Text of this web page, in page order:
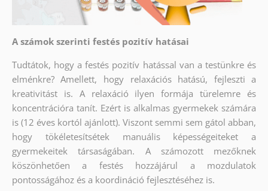
A számok szerinti festés pozitív hatásai
Tudtátok, hogy a festés pozitív hatással van a testünkre és
elménkre? Amellett, hogy relaxációs hatású, fejleszti a
kreativitást is. A relaxáció ilyen formája türelemre és
koncentrációra tanít. Ezért is alkalmas gyermekek számára
is (12 éves kortól ajánlott). Viszont semmi sem gátol abban,
hogy tökéletesítsétek manuális képességeiteket a
gyermekeitek társaságában. A számozott mezőknek
köszönhetően a festés hozzájárul a mozdulatok
pontosságához és a koordináció fejlesztéséhez is.